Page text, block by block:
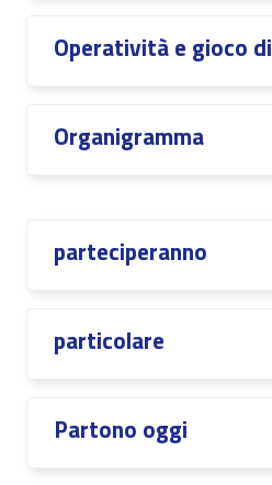
Operatività e gioco
Organigramma
parteciperanno
particolare
Partono oggi